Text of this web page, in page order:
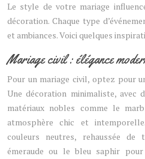
Le style de votre mariage
décoration. Chaque type
et ambiances. Voici quelques
Mariage civil : élégance
Pour un mariage civil, optez pour
Une décoration minimaliste, avec
matériaux nobles comme le
atmosphère chic et
couleurs neutres, rehaussée
émeraude ou le bleu saphir